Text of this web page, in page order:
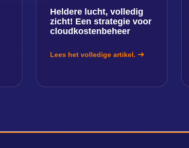
Heldere lucht, volledig
zicht! Een strategie voor
cloudkostenbeheer
Lees het volledige artikel.